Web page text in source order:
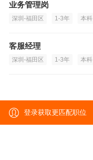
业务管理岗
深圳-福田区 1-3年 本科
客服经理
深圳-福田区 1-3年 本科
热门城市
登录获取更匹配职位